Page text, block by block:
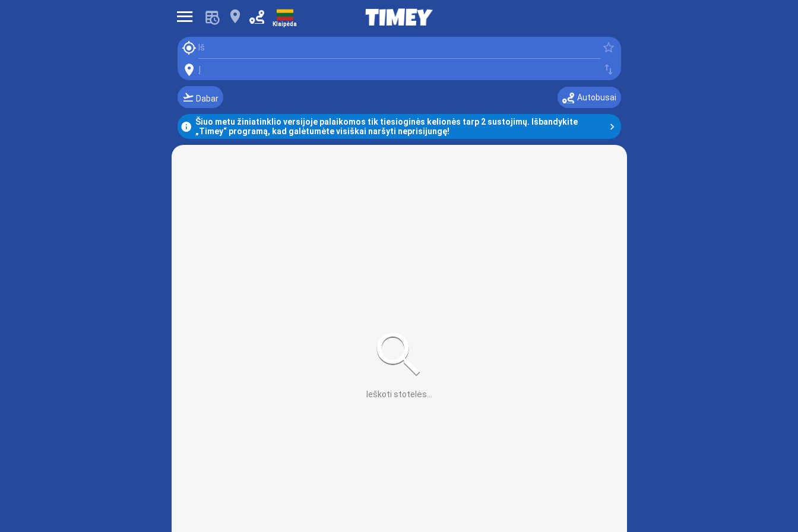
󰍜 󰍎 Klaipėda
Iš
󰆤 󰓒
󰍎 󰓢
󰗕 Dabar Autobusai
󰋼 Šiuo metu žiniatinklio versijoje palaikomos tik tiesioginės kelionės tarp 2 sustojimų. Išbandykite
„Timey“ programą, kad galėtumėte visiškai naršyti neprisijungę!
󰅂
Ieškoti stotelės